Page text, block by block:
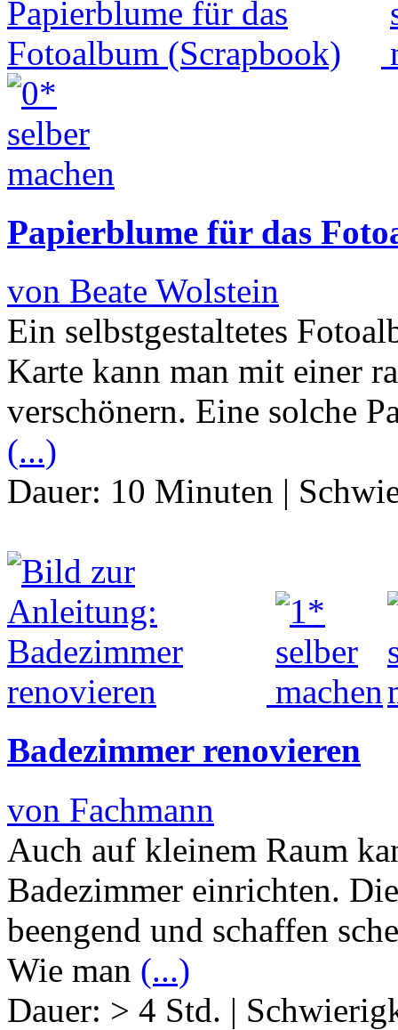
Papierblume für das
von Beate Wolstein
Ein selbstgestaltetes
Karte kann man mit einer
verschönern. Eine solche
(...)
Dauer: 10 Minuten |
Badezimmer renovieren
von Fachmann
Auch auf kleinem Raum
Badezimmer einrichten.
beengend und schaffen
Wie man (...)
Dauer: > 4 Std. |